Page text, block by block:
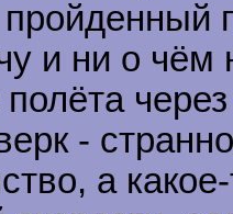
и ни о
полёта
-
а